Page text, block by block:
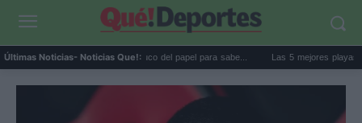
Últimas Noticias- Noticias Que!:
La goma de la nevera: el truco del papel para sabe... Las 5 mejores playas de